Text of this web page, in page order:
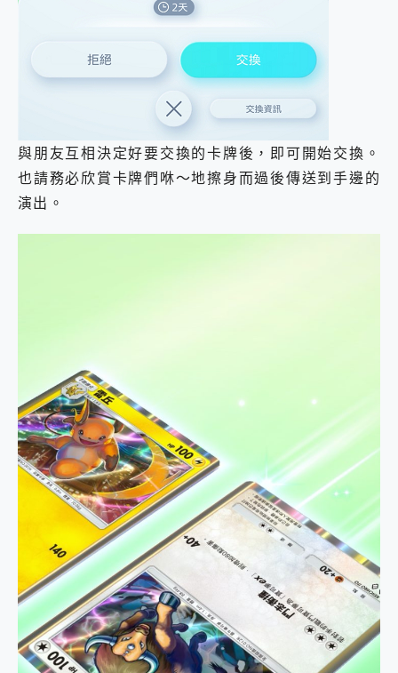
與朋友互相決定好要交換的卡牌後，即可開始交換。
也請務必欣賞卡牌們咻～地擦身而過後傳送到手邊的
演出。